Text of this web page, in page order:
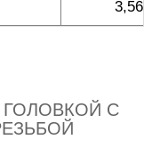
3,56
С